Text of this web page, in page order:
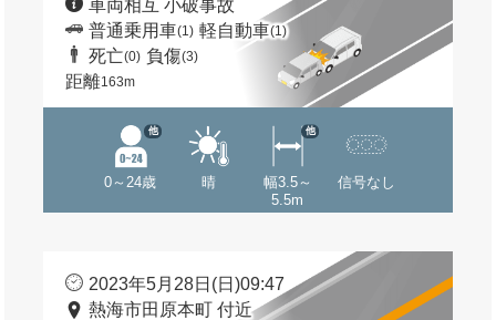
車両相互 小破事故
普通乗用車(1) 軽自動車(1)
死亡(0) 負傷(3)
距離163m
0～24歳
他
晴
幅3.5～
5.5m
他
信号なし
2023年5月28日(日)09:47
熱海市田原本町 付近